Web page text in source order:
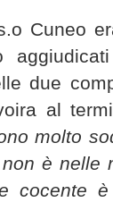
Cuneo
due
al
molto
è nelle
cocente